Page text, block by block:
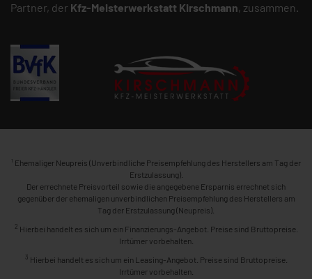
Partner, der Kfz-Meisterwerkstatt Kirschmann, zusammen.
1 Ehemaliger Neupreis (Unverbindliche Preisempfehlung des Herstellers am Tag der
Erstzulassung).
Der errechnete Preisvorteil sowie die angegebene Ersparnis errechnet sich
gegenüber der ehemaligen unverbindlichen Preisempfehlung des Herstellers am
Tag der Erstzulassung (Neupreis).
2 Hierbei handelt es sich um ein Finanzierungs-Angebot. Preise sind Bruttopreise.
Irrtümer vorbehalten.
3 Hierbei handelt es sich um ein Leasing-Angebot. Preise sind Bruttopreise.
Irrtümer vorbehalten.